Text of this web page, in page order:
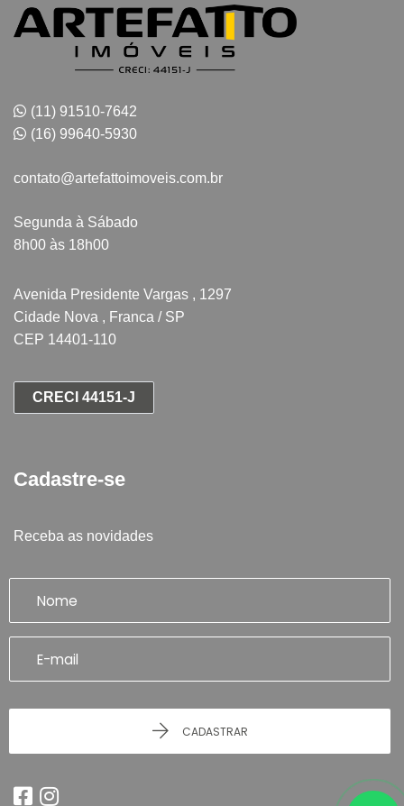
(11) 91510-7642
(16) 99640-5930
contato@artefattoimoveis.com.br
Segunda à Sábado
8h00 às 18h00
Avenida Presidente Vargas , 1297
Cidade Nova , Franca / SP
CEP 14401-110
CRECI 44151-J
Cadastre-se
Receba as novidades
CADASTRAR